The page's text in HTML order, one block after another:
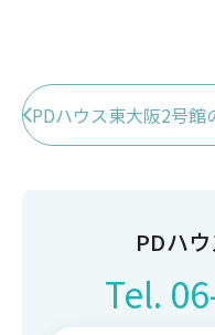
PDハウス東大阪2号館
PDハ
Tel.